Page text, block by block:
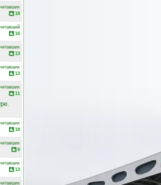
18
16
13
13
11
18
6
13